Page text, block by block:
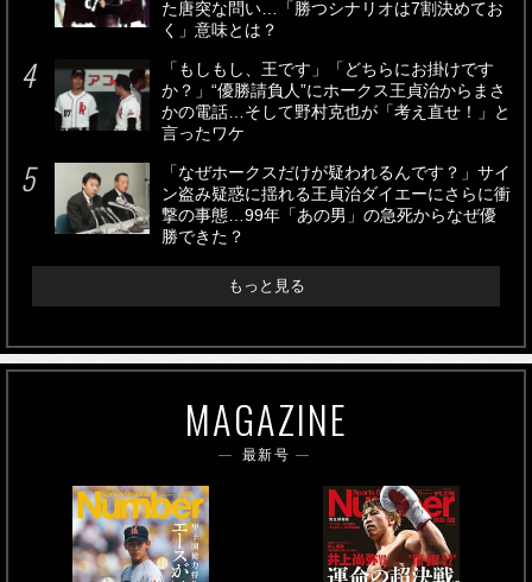
た唐突な問い…「勝つシナリオは7割決めてお
く」意味とは？
「もしもし、王です」「どちらにお掛けです
か？」“優勝請負人”にホークス王貞治からまさ
かの電話…そして野村克也が「考え直せ！」と
言ったワケ
「なぜホークスだけが疑われるんです？」サイ
ン盗み疑惑に揺れる王貞治ダイエーにさらに衝
撃の事態…99年「あの男」の急死からなぜ優
勝できた？
もっと見る
MAGAZINE
最新号